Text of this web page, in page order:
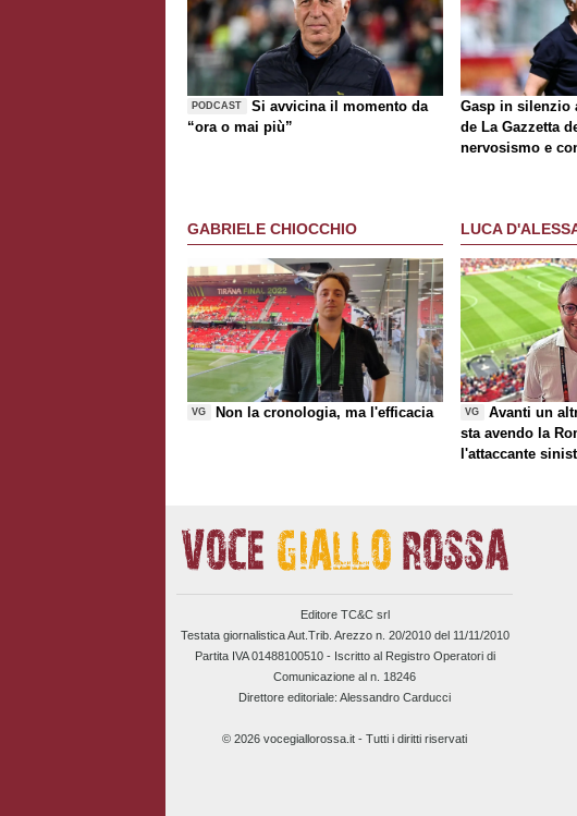
PODCAST
Si avvicina il momento da
“ora o mai più”
Gasp in silenzio
de La Gazzetta
nervosismo e
GABRIELE CHIOCCHIO
VG Non la cronologia, ma l'efficacia
LUCA
VG
Avanti un
sta avendo la
l'attaccante
Editore TC&C srl
Testata giornalistica Aut.Trib. Arezzo n. 20/2010 del 11/11/2010
Partita IVA 01488100510 - Iscritto al Registro Operatori di
Comunicazione al n. 18246
Direttore editoriale: Alessandro Carducci
© 2026 vocegiallorossa.it - Tutti i diritti riservati